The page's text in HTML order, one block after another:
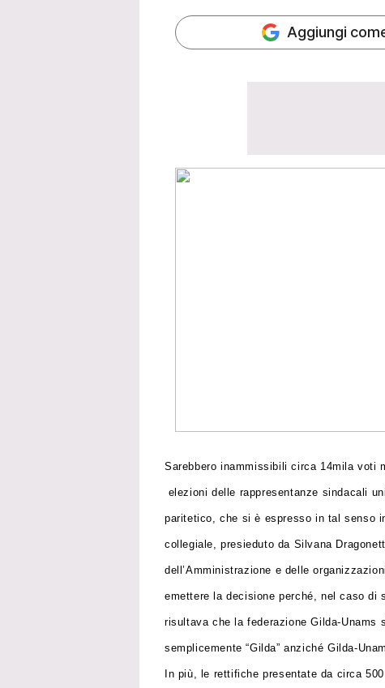
Aggiungi
Sarebbero inammissibili circa 14mila voti
elezioni delle rappresentanze sindacali
paritetico, che si è espresso in tal senso
collegiale, presieduto da Silvana
dell’Amministrazione e delle
emettere la decisione perché, nel caso di
risultava che la federazione Gilda-Unams
semplicemente “Gilda” anziché Gilda-
In più, le rettifiche presentate da circa